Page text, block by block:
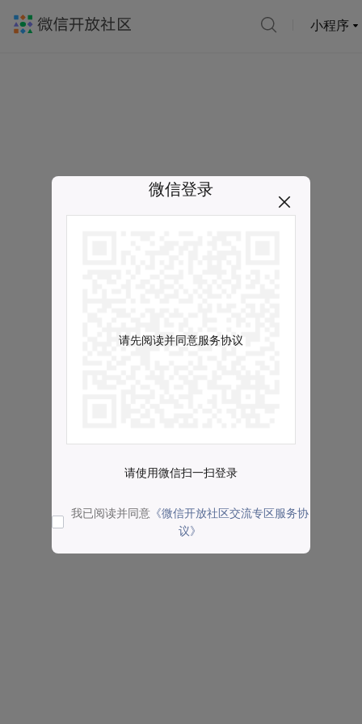
小程序
微信登录
请先阅读并同意服务协议
请使用微信扫一扫登录
我已阅读并同意 《微信开放社区交流专区服务协
议》